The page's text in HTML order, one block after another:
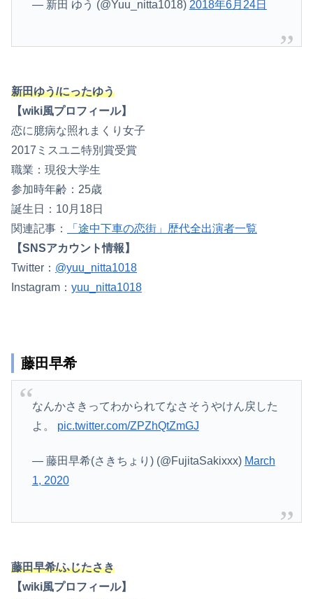
— 新田 ゆう (@Yuu_nitta1018) 2018年6月24日
新田ゆう/にったゆう
【wiki風プロフィール】
恋に臆病な照れまくり女子
2017ミスユニ特別賞受賞
職業：現役大学生
参加時年齢：25歳
誕生日：10月18日
関連記事：
「途中下車の恋街」歴代全出演者一覧
【SNSアカウント情報】
Twitter： @yuu_nitta1018
Instagram： yuu_nitta1018
藤田早希
なんかさきってわかられてなさそうやけん戻した
よ。 pic.twitter.com/ZPZhQtZmGJ
— 藤田早希(さきちょり) (@FujitaSakixxx) March
1, 2020
藤田早希/ふじたさき
【wiki風プロフィール】